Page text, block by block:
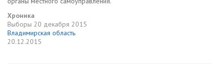
Хроника
Выборы 20 декабря 2015
Владимирская область
20.12.2015